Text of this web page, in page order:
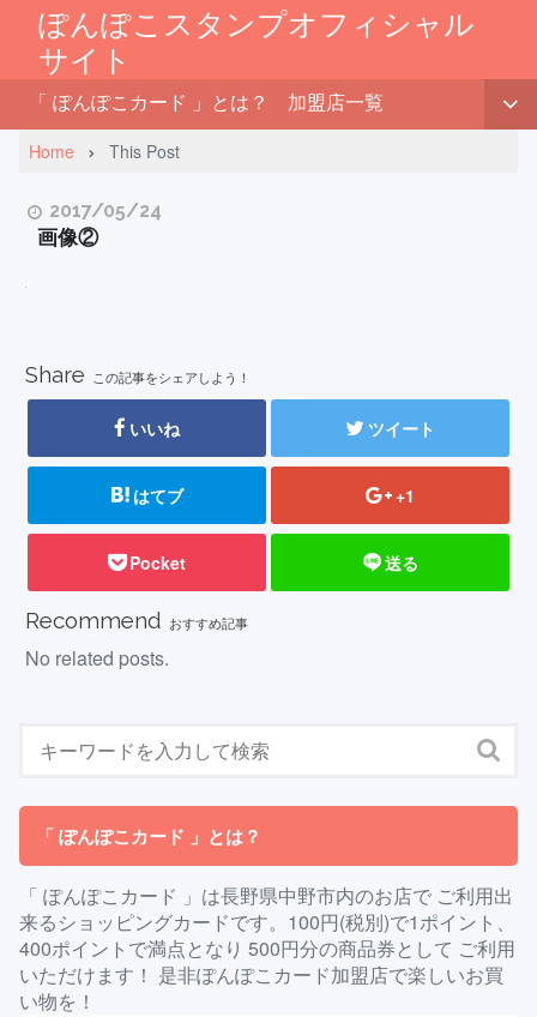
ぽんぽこスタンプオフィシャル
サイト
「 ぽんぽこカード 」とは？ 加盟店一覧
Home This Post
2017/05/24
画像②
Share この記事をシェアしよう！
いいね ツイート
はてブ +1
Pocket 送る
Recommend おすすめ記事
No related posts.
「 ぽんぽこカード 」とは？
「 ぽんぽこカード 」は長野県中野市内のお店で ご利用出
来るショッピングカードです。100円(税別)で1ポイント、
400ポイントで満点となり 500円分の商品券として ご利用
いただけます！ 是非ぽんぽこカード加盟店で楽しいお買
い物を！